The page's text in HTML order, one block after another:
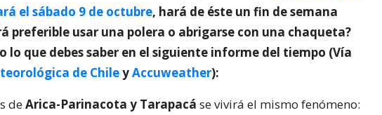
el sábado 9 de octubre, hará de éste un fin de semana
preferible usar una polera o abrigarse con una chaqueta?
lo que debes saber en el siguiente informe del tiempo (Vía
de ChileyAccuweather):
deArica-Parinacota y Tarapacá se vivirá el mismo fenómeno: